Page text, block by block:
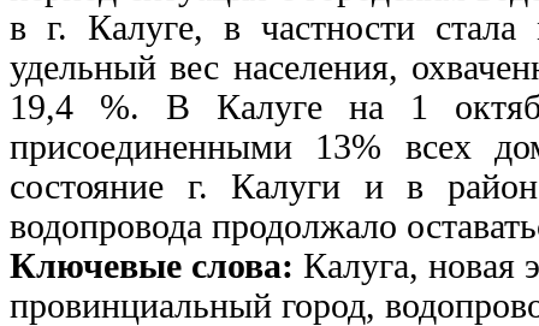
в г. Калуге, в частности
удельный вес населения,
19,4 %. В Калуге на 1
присоединенными 13% всех
состояние г. Калуги и в
водопровода продолжало
Ключевые слова: Калуга, новая
провинциальный город,